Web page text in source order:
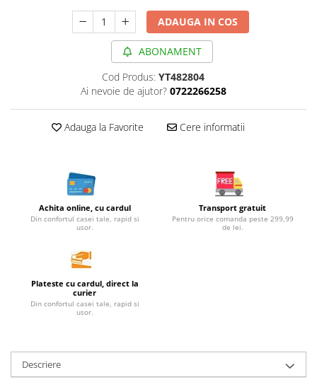
Conserve, Pateuri, creme
Leguminoase si seminte
Fermenti si gelifianti
Produse din soia
Sare si inlocuitori
Terci bio
Dulceturi, gemuri, compoturi
Bomboane, Caramele si Jeleuri
Inghetata
Zahar si indulcitori
ADAUGA IN COS
ABONAMENT
Cod Produs: YT482804
Ai nevoie de ajutor? 0722266258
Adauga la Favorite Cere informatii
Achita online, cu cardul
Din confortul casei tale, rapid si
usor.
Transport gratuit
Pentru orice comanda peste 299,99
de lei.
Plateste cu cardul, direct la
curier
Din confortul casei tale, rapid si
usor.
Descriere